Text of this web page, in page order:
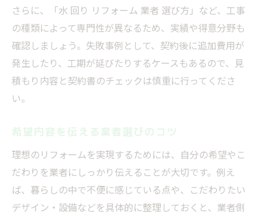
さらに、「水 回り リフォーム 業者 選び方」など、工事
の種類によって専門性が異なるため、実績や得意分野も
確認しましょう。失敗事例として、契約後に追加費用が
発生したり、工期が延びたりするケースもあるので、見
積もり内容と契約書のチェックは慎重に行ってくださ
い。
希望内容を伝える業者選びのコツ
理想のリフォームを実現するためには、自分の希望やこ
だわりを業者にしっかり伝えることが大切です。例え
ば、暮らしの中で不便に感じている点や、こだわりたい
デザイン・設備などを具体的に整理しておくと、業者側